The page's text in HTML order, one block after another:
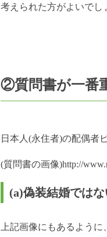
考えられた方がよいでし
②質問書が一番
日本人(永住者)の配偶者
(質問書の画像)http://
(a)偽装結婚では
上記画像にもあるよう